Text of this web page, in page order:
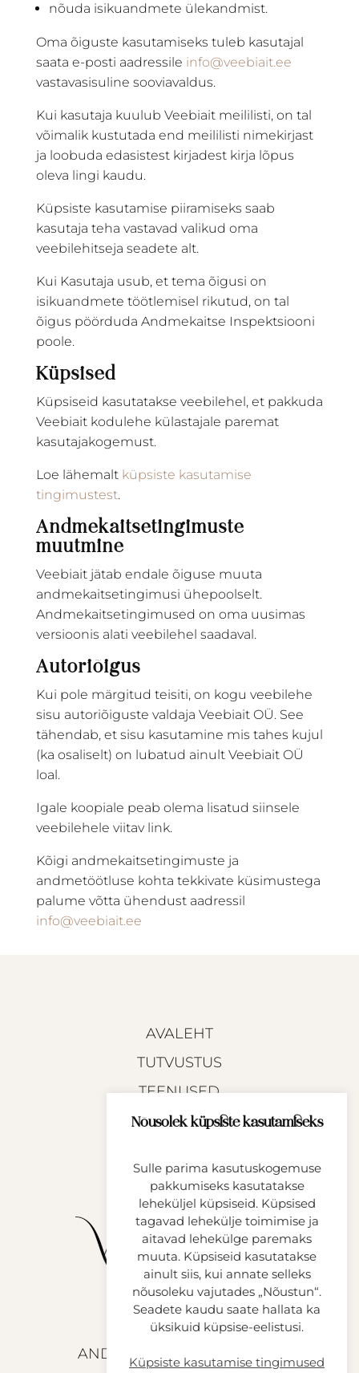
nõuda isikuandmete ülekandmist.
Oma õiguste kasutamiseks tuleb kasutajal
saata e-posti aadressile info@veebiait.ee
vastavasisuline sooviavaldus.
Kui kasutaja kuulub Veebiait meililisti, on tal
võimalik kustutada end meililisti nimekirjast
ja loobuda edasistest kirjadest kirja lõpus
oleva lingi kaudu.
Küpsiste kasutamise piiramiseks saab
kasutaja teha vastavad valikud oma
veebilehitseja seadete alt.
Kui Kasutaja usub, et tema õigusi on
isikuandmete töötlemisel rikutud, on tal
õigus pöörduda Andmekaitse Inspektsiooni
poole.
Küpsised
Küpsiseid kasutatakse veebilehel, et pakkuda
Veebiait kodulehe külastajale paremat
kasutajakogemust.
Loe lähemalt küpsiste kasutamise
tingimustest.
Andmekaitsetingimuste
muutmine
Veebiait jätab endale õiguse muuta
andmekaitsetingimusi ühepoolselt.
Andmekaitsetingimused on oma uusimas
versioonis alati veebilehel saadaval.
Autoriõigus
Kui pole märgitud teisiti, on kogu veebilehe
sisu autoriõiguste valdaja Veebiait OÜ. See
tähendab, et sisu kasutamine mis tahes kujul
(ka osaliselt) on lubatud ainult Veebiait OÜ
loal.
Igale koopiale peab olema lisatud siinsele
veebilehele viitav link.
Kõigi andmekaitsetingimuste ja
andmetöötluse kohta tekkivate küsimustega
palume võtta ühendust aadressil
info@veebiait.ee
AVALEHT
TUTVUSTUS
TEENUSED
TEHTUD TÖÖD
KONTAKT
ANDMEKAITSETINGIMUSED
Nõusolek küpsiste kasutamiseks
Sulle parima kasutuskogemuse
pakkumiseks kasutatakse
leheküljel küpsiseid. Küpsised
tagavad lehekülje toimimise ja
aitavad lehekülge paremaks
muuta. Küpsiseid kasutatakse
ainult siis, kui annate selleks
nõusoleku vajutades „Nõustun“.
Seadete kaudu saate hallata ka
üksikuid küpsise-eelistusi.
Küpsiste kasutamise tingimused